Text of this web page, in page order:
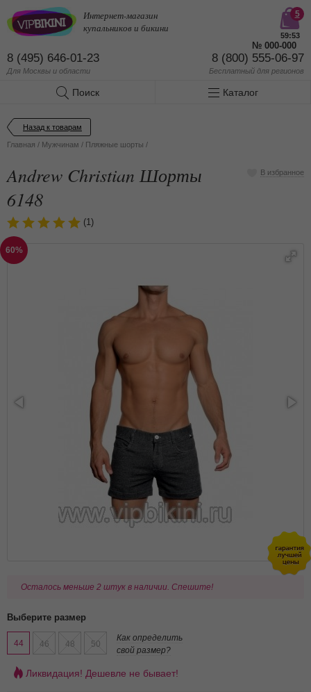
Интернет-магазин
купальников и бикини
8 (495) 646-01-23
Для Москвы и области
8 (800) 555-06-97
Бесплатный для регионов
5
59:53
№ 000-000
Поиск Каталог
Назад к товарам
Главная / Мужчинам / Пляжные шорты /
Andrew Christian Шорты
6148
(1)
В избранное
60%
Осталось меньше 2 штук в наличии. Спешите!
Выберите размер
44 46 48 50
Как определить
свой размер?
Ликвидация! Дешевле не бывает!